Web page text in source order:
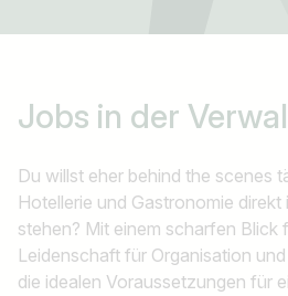
Jobs in der
Du willst eher behind the scenes
Hotellerie und Gastronomie direkt
stehen? Mit einem scharfen Blick
Leidenschaft für Organisation
die idealen Voraussetzungen für